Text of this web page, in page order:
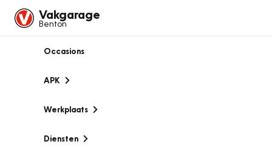
Vakgarage
Benton
Occasions
APK
Werkplaats
Diensten